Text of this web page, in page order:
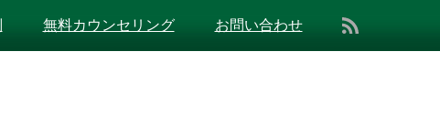
無料カウンセリング お問い合わせ